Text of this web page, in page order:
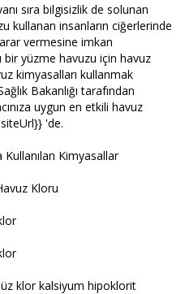
sıra bilgisizlik de solunan
kullanan insanların ciğerlerinde
vermesine imkan
bir yüzme havuzu için havuz
kimyasalları kullanmak
Bakanlığı tarafından
uygun en etkili havuz
'de.
Kullanılan Kimyasallar
Kloru
klor kalsiyum hipoklorit